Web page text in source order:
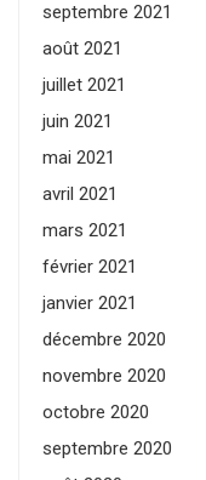
septembre 2021
août 2021
juillet 2021
juin 2021
mai 2021
avril 2021
mars 2021
février 2021
janvier 2021
décembre 2020
novembre 2020
octobre 2020
septembre 2020